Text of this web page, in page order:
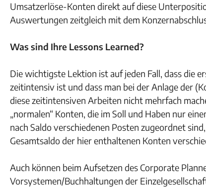
Umsatzerlöse-Konten direkt auf diese
Auswertungen zeitgleich mit dem
Was sind Ihre Lessons Learned?
Die wichtigste Lektion ist auf jeden Fall, dass die
zeitintensiv ist und dass man bei der Anlage der
diese zeitintensiven Arbeiten nicht mehrfach
„normalen“ Konten, die im Soll und Haben nur
nach Saldo verschiedenen Posten zugeordnet
Gesamtsaldo der hier enthaltenen Konten
Auch können beim Aufsetzen des Corporate
Vorsystemen/Buchhaltungen der